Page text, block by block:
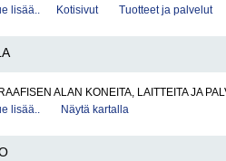
lisää..
Kotisivut Tuotteet ja palvelut
ALAN KONEITA, LAITTEITA JA
lisää..
Näytä kartalla